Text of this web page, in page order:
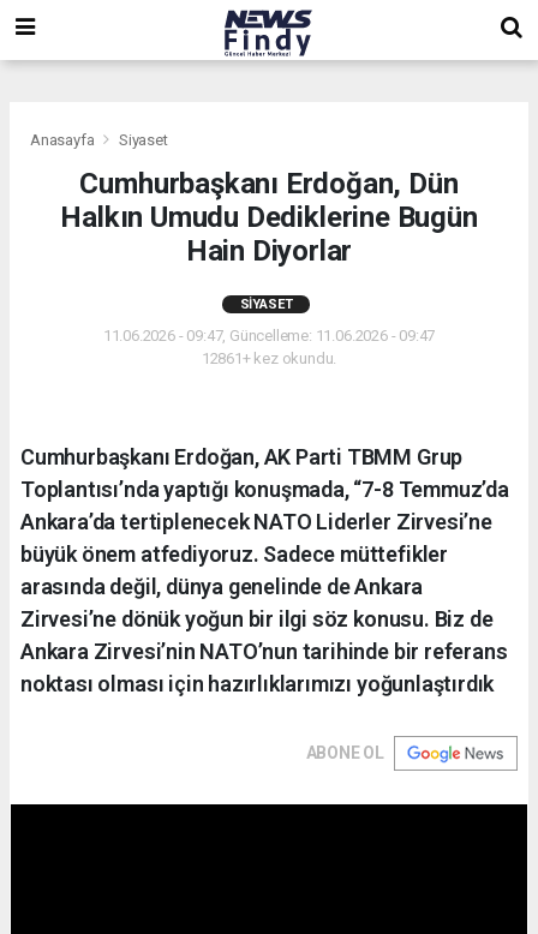
Anasayfa Siyaset
Cumhurbaşkanı Erdoğan, Dün
Halkın Umudu Dediklerine Bugün
Hain Diyorlar
SIYASET
11.06.2026 - 09:47, Güncelleme: 11.06.2026 - 09:47
12861+ kez okundu.
Cumhurbaşkanı Erdoğan, AK Parti TBMM Grup
Toplantısı’nda yaptığı konuşmada, “7-8 Temmuz’da
Ankara’da tertiplenecek NATO Liderler Zirvesi’ne
büyük önem atfediyoruz. Sadece müttefikler
arasında değil, dünya genelinde de Ankara
Zirvesi’ne dönük yoğun bir ilgi söz konusu. Biz de
Ankara Zirvesi’nin NATO’nun tarihinde bir referans
noktası olması için hazırlıklarımızı yoğunlaştırdık
ABONE OL